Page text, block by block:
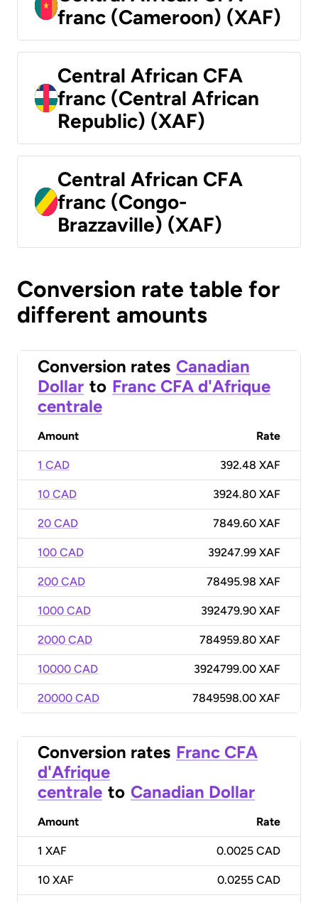
franc (Cameroon) (XAF)
Central African CFA
franc (Central African
Republic) (XAF)
Central African CFA
franc (Congo-
Brazzaville) (XAF)
Conversion rate table for
different amounts
Conversion rates Canadian
Dollar to Franc CFA d'Afrique
centrale
Amount Rate
1 CAD 392.48 XAF
10 CAD 3924.80 XAF
20 CAD 7849.60 XAF
100 CAD 39247.99 XAF
200 CAD 78495.98 XAF
1000 CAD 392479.90 XAF
2000 CAD 784959.80 XAF
10000 CAD 3924799.00 XAF
20000 CAD 7849598.00 XAF
Conversion rates Franc CFA
d'Afrique
centrale to Canadian Dollar
Amount Rate
1 XAF 0.0025 CAD
10 XAF 0.0255 CAD